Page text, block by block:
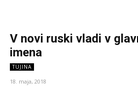
V novi ruski vladi v
imena
TUJINA
18. maja, 2018